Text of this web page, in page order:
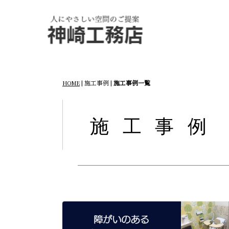
HOME | 施工事例 | 施工事例一覧
施工事例